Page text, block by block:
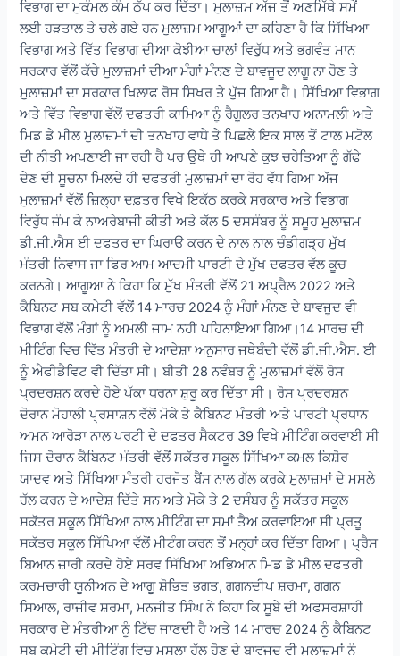
ਵਿਭਾਗ ਦਾ ਮੁਕੰਮਲ ਕੰਮ ਠੱਪ ਕਰ ਦਿੱਤਾ। ਮੁਲਾਜ਼ਮ ਅੱਜ ਤੋਂ ਅਣਮਿੱਥੇ ਸਮੇਂ
ਲਈ ਹੜਤਾਲ ਤੇ ਚਲੇ ਗਏ ਹਨ ਮੁਲਾਜ਼ਮ ਆਗੂਆਂ ਦਾ ਕਹਿਣਾ ਹੈ ਕਿ ਸਿੱਖਿਆ
ਵਿਭਾਗ ਅਤੇ ਵਿੱਤ ਵਿਭਾਗ ਦੀਆ ਕੋਝੀਆ ਚਾਲਾਂ ਵਿਰੁੱਧ ਅਤੇ ਭਗਵੰਤ ਮਾਨ
ਸਰਕਾਰ ਵੱਲੋਂ ਕੱਚੇ ਮੁਲਾਜ਼ਮਾਂ ਦੀਆ ਮੰਗਾਂ ਮੰਨਣ ਦੇ ਬਾਵਜੂਦ ਲਾਗੂ ਨਾ ਹੋਣ ਤੇ
ਮੁਲਾਜ਼ਮਾਂ ਦਾ ਸਰਕਾਰ ਖਿਲਾਫ ਰੋਸ ਸਿਖਰ ਤੇ ਪੁੱਜ ਗਿਆ ਹੈ। ਸਿੱਖਿਆ ਵਿਭਾਗ
ਅਤੇ ਵਿੱਤ ਵਿਭਾਗ ਵੱਲੋਂ ਦਫਤਰੀ ਕਾਮਿਆ ਨੂੰ ਰੈਗੂਲਰ ਤਨਖਾਹ ਅਨਾਮਲੀ ਅਤੇ
ਮਿਡ ਡੇ ਮੀਲ ਮੁਲਾਜ਼ਮਾਂ ਦੀ ਤਨਖਾਹ ਵਾਧੇ ਤੇ ਪਿਛਲੇ ਇਕ ਸਾਲ ਤੋਂ ਟਾਲ ਮਟੋਲ
ਦੀ ਨੀਤੀ ਅਪਣਾਈ ਜਾ ਰਹੀ ਹੈ ਪਰ ਉਥੇ ਹੀ ਆਪਣੇ ਕੁਝ ਚਹੇਤਿਆ ਨੂੰ ਗੱਫੇ
ਦੇਣ ਦੀ ਸੂਚਨਾ ਮਿਲਦੇ ਹੀ ਦਫਤਰੀ ਮੁਲਾਜ਼ਮਾਂ ਦਾ ਰੋਹ ਵੱਧ ਗਿਆ ਅੱਜ
ਮੁਲਾਜ਼ਮਾਂ ਵੱਲੋਂ ਜ਼ਿਲ੍ਹਾ ਦਫ਼ਤਰ ਵਿਖੇ ਇਕੱਠ ਕਰਕੇ ਸਰਕਾਰ ਅਤੇ ਵਿਭਾਗ
ਵਿਰੁੱਧ ਜੰਮ ਕੇ ਨਾਅਰੇਬਾਜੀ ਕੀਤੀ ਅਤੇ ਕੱਲ 5 ਦਸਸੰਬਰ ਨੂੰ ਸਮੂਹ ਮੁਲਾਜ਼ਮ
ਡੀ.ਜੀ.ਐਸ ਈ ਦਫਤਰ ਦਾ ਘਿਰਾੳ ਕਰਨ ਦੇ ਨਾਲ ਨਾਲ ਚੰਡੀਗੜ੍ਹ ਮੁੱਖ
ਮੰਤਰੀ ਨਿਵਾਸ ਜਾ ਫਿਰ ਆਮ ਆਦਮੀ ਪਾਰਟੀ ਦੇ ਮੁੱਖ ਦਫਤਰ ਵੱਲ ਕੂਚ
ਕਰਨਗੇ। ਆਗੂਆ ਨੇ ਕਿਹਾ ਕਿ ਮੁੱਖ ਮੰਤਰੀ ਵੱਲੋਂ 21 ਅਪ੍ਰੈਲ 2022 ਅਤੇ
ਕੈਬਿਨਟ ਸਬ ਕਮੇਟੀ ਵੱਲੋਂ 14 ਮਾਰਚ 2024 ਨੂੰ ਮੰਗਾਂ ਮੰਨਣ ਦੇ ਬਾਵਜੂਦ ਵੀ
ਵਿਭਾਗ ਵੱਲੋਂ ਮੰਗਾਂ ਨੂੰ ਅਮਲੀ ਜਾਮ ਨਹੀ ਪਹਿਨਾਇਆ ਗਿਆ।14 ਮਾਰਚ ਦੀ
ਮੀਟਿੰਗ ਵਿਚ ਵਿੱਤ ਮੰਤਰੀ ਦੇ ਆਦੇਸ਼ਾ ਅਨੁਸਾਰ ਜਥੇਬੰਦੀ ਵੱਲੋਂ ਡੀ.ਜੀ.ਐਸ. ਈ
ਨੂੰ ਐਫੀਡੈਵਿਟ ਵੀ ਦਿੱਤਾ ਸੀ। ਬੀਤੀ 28 ਨਵੰਬਰ ਨੂੰ ਮੁਲਾਜ਼ਮਾਂ ਵੱਲੋਂ ਰੋਸ
ਪ੍ਰਦਰਸ਼ਨ ਕਰਦੇ ਹੋਏ ਪੱਕਾ ਧਰਨਾ ਸ਼ੁਰੂ ਕਰ ਦਿੱਤਾ ਸੀ। ਰੋਸ ਪ੍ਰਦਰਸ਼ਨ
ਦੋਰਾਨ ਮੋਹਾਲੀ ਪ੍ਰਸਾਸ਼ਨ ਵੱਲੋਂ ਮੋਕੇ ਤੇ ਕੈਬਿਨਟ ਮੰਤਰੀ ਅਤੇ ਪਾਰਟੀ ਪ੍ਰਧਾਨ
ਅਮਨ ਆਰੋੜਾ ਨਾਲ ਪਰਟੀ ਦੇ ਦਫਤਰ ਸੈਕਟਰ 39 ਵਿਖੇ ਮੀਟਿੰਗ ਕਰਵਾਈ ਸੀ
ਜਿਸ ਦੋਰਾਨ ਕੈਬਿਨਟ ਮੰਤਰੀ ਵੱਲੋਂ ਸਕੱਤਰ ਸਕੂਲ ਸਿੱਖਿਆ ਕਮਲ ਕਿਸ਼ੋਰ
ਯਾਦਵ ਅਤੇ ਸਿੱਖਿਆ ਮੰਤਰੀ ਹਰਜੋਤ ਬੈਂਸ ਨਾਲ ਗੱਲ ਕਰਕੇ ਮੁਲਾਜ਼ਮਾਂ ਦੇ ਮਸਲੇ
ਹੱਲ ਕਰਨ ਦੇ ਆਦੇਸ਼ ਦਿੱਤੇ ਸਨ ਅਤੇ ਮੋਕੇ ਤੇ 2 ਦਸੰਬਰ ਨੂੰ ਸਕੱਤਰ ਸਕੂਲ
ਸਕੱਤਰ ਸਕੂਲ ਸਿੱਖਿਆ ਨਾਲ ਮੀਟਿੰਗ ਦਾ ਸਮਾਂ ਤੈਅ ਕਰਵਾਇਆ ਸੀ ਪ੍ਰਤੂ
ਸਕੱਤਰ ਸਕੂਲ ਸਿੱਖਿਆ ਵੱਲੋਂ ਮੀਟੰਗ ਕਰਨ ਤੋਂ ਮਨ੍ਹਾਂ ਕਰ ਦਿੱਤਾ ਗਿਆ। ਪ੍ਰੈਸ
ਬਿਆਨ ਜ਼ਾਰੀ ਕਰਦੇ ਹੋਏ ਸਰਵ ਸਿੱਖਿਆ ਅਭਿਆਨ ਮਿਡ ਡੇ ਮੀਲ ਦਫਤਰੀ
ਕਰਮਚਾਰੀ ਯੂਨੀਅਨ ਦੇ ਆਗੂ ਸ਼ੋਭਿਤ ਭਗਤ, ਗਗਨਦੀਪ ਸ਼ਰਮਾ, ਗਗਨ
ਸਿਆਲ, ਰਾਜੀਵ ਸ਼ਰਮਾ, ਮਨਜੀਤ ਸਿੰਘ ਨੇ ਕਿਹਾ ਕਿ ਸੂਬੇ ਦੀ ਅਫਸਰਸ਼ਾਹੀ
ਸਰਕਾਰ ਦੇ ਮੰਤਰੀਆ ਨੂੰ ਟਿੱਚ ਜਾਣਦੀ ਹੈ ਅਤੇ 14 ਮਾਰਚ 2024 ਨੂੰ ਕੈਬਿਨਟ
ਸਬ ਕਮੇਟੀ ਦੀ ਮੀਟਿੰਗ ਵਿਚ ਮਸਲਾ ਹੱਲ ਹੋਣ ਦੇ ਬਾਵਜੂਦ ਵੀ ਮੁਲਾਜ਼ਮਾਂ ਨੂੰ